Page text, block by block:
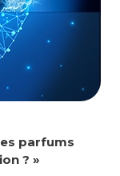
parfums
? »